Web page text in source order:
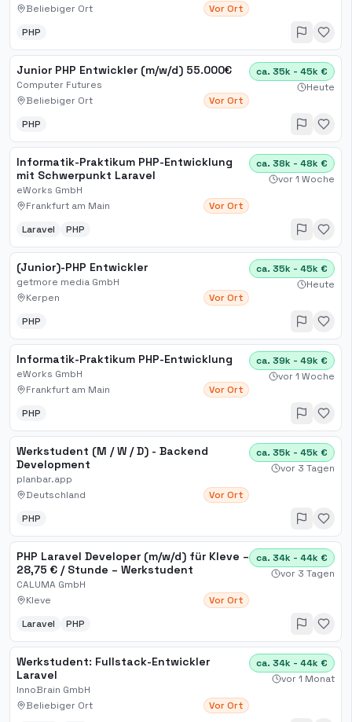
Beliebiger Ort
Vor Ort
PHP
Junior PHP Entwickler (m/w/d) 55.000€
Computer Futures
Beliebiger Ort
Vor Ort
ca. 35k - 45k €
Heute
PHP
Informatik-Praktikum PHP-Entwicklung
mit Schwerpunkt Laravel
eWorks GmbH
Frankfurt am Main
Vor Ort
ca. 38k - 48k €
vor 1 Woche
Laravel PHP
(Junior)-PHP Entwickler
getmore media GmbH
Kerpen
Vor Ort
ca. 35k - 45k €
Heute
PHP
Informatik-Praktikum PHP-Entwicklung
eWorks GmbH
Frankfurt am Main
Vor Ort
ca. 39k - 49k €
vor 1 Woche
PHP
Werkstudent (M / W / D) - Backend
Development
planbar.app
Deutschland
Vor Ort
ca. 35k - 45k €
vor 3 Tagen
PHP
PHP Laravel Developer (m/w/d) für Kleve –
28,75 € / Stunde – Werkstudent
CALUMA GmbH
Kleve
Vor Ort
ca. 34k - 44k €
vor 3 Tagen
Laravel PHP
Werkstudent: Fullstack-Entwickler
Laravel
InnoBrain GmbH
Beliebiger Ort
Vor Ort
ca. 34k - 44k €
vor 1 Monat